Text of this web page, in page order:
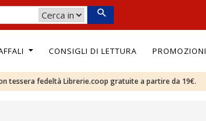
CONSIGLI DI LETTURA PROMOZIONI
tessera fedeltà Librerie.coop gratuite a partire da 19€.